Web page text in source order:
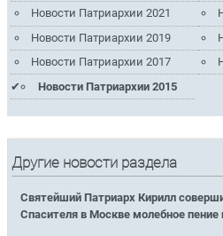
Новости Патриархии 2021
Новости Патриархии 2019
Новости Патриархии 2017
Новости Патриархии 2015
Другие новости раздела
Святейший Патриарх Кирилл
Спасителя в Москве молебное пение